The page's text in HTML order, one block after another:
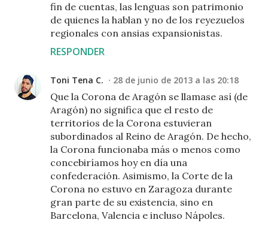
fin de cuentas, las lenguas son patrimonio
de quienes la hablan y no de los reyezuelos
regionales con ansias expansionistas.
RESPONDER
Toni Tena C. 28 de junio de 2013 a las 20:18
Que la Corona de Aragón se llamase así (de
Aragón) no significa que el resto de
territorios de la Corona estuvieran
subordinados al Reino de Aragón. De hecho,
la Corona funcionaba más o menos como
concebiríamos hoy en día una
confederación. Asimismo, la Corte de la
Corona no estuvo en Zaragoza durante
gran parte de su existencia, sino en
Barcelona, Valencia e incluso Nápoles.